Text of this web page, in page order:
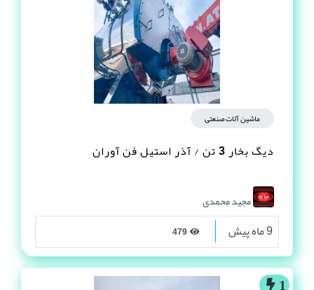
ماشین آلات صنعتی
دیگ بخار 3 تن / آذر استیل فن آوران
مجید محمدی
9 ماه پیش
1